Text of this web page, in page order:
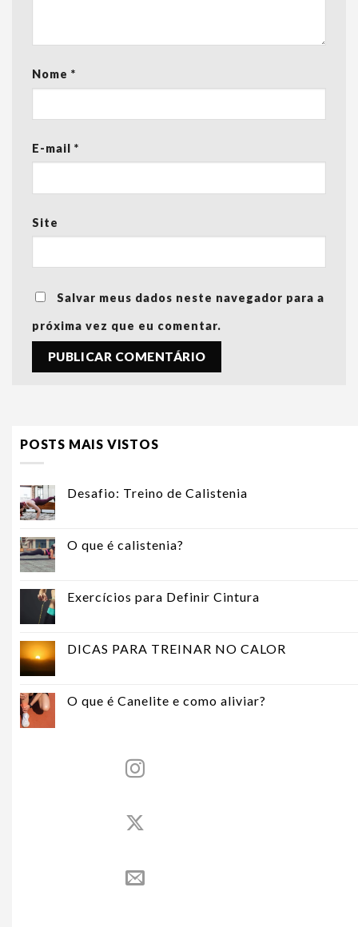
Nome *
E-mail *
Site
Salvar meus dados neste navegador para a
próxima vez que eu comentar.
POSTS MAIS VISTOS
Desafio: Treino de Calistenia
O que é calistenia?
Exercícios para Definir Cintura
DICAS PARA TREINAR NO CALOR
O que é Canelite e como aliviar?